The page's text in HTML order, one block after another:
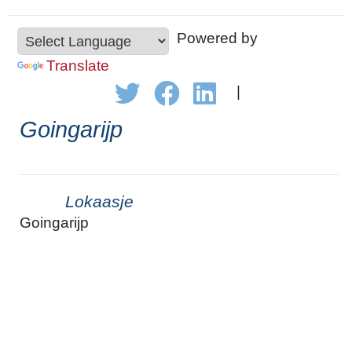
Powered by
Translate
Goingarijp
Lokaasje
Goingarijp